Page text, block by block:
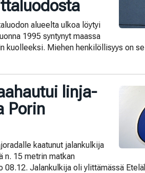
alueelta ulkoa löytyi
1995 syntynyt maassa
kuolleeksi. Miehen henkilöllisyys on
linja-
Porin
kaatunut jalankulkija
n. 15 metrin matkan
08.12. Jalankulkija oli ylittämässä